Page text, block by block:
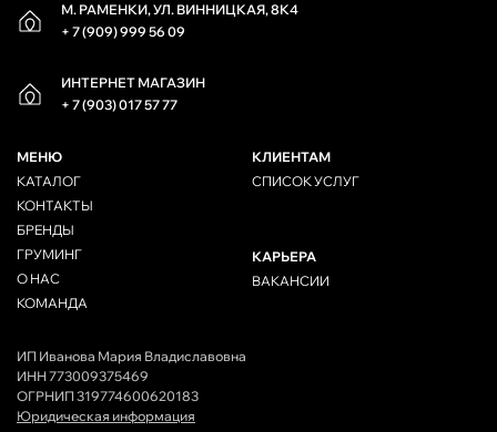
М. РАМЕНКИ, УЛ. ВИННИЦКАЯ, 8К4
+ 7 (909) 999 56 09
ИНТЕРНЕТ МАГАЗИН
+ 7 (903) 017 57 77
МЕНЮ
КАТАЛОГ
КОНТАКТЫ
БРЕНДЫ
ГРУМИНГ
О НАС
КОМАНДА
КЛИЕНТАМ
СПИСОК УСЛУГ
КАРЬЕРА
ВАКАНСИИ
ИП Иванова Мария Владиславовна
ИНН 773009375469
ОГРНИП 319774600620183
Юридическая информация